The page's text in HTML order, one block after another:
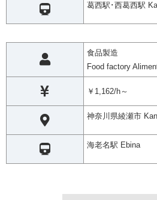
葛西駅･西葛西駅
食品製造
Food factory
￥1,162/h～
神奈川県綾瀬市
海老名駅 Ebina